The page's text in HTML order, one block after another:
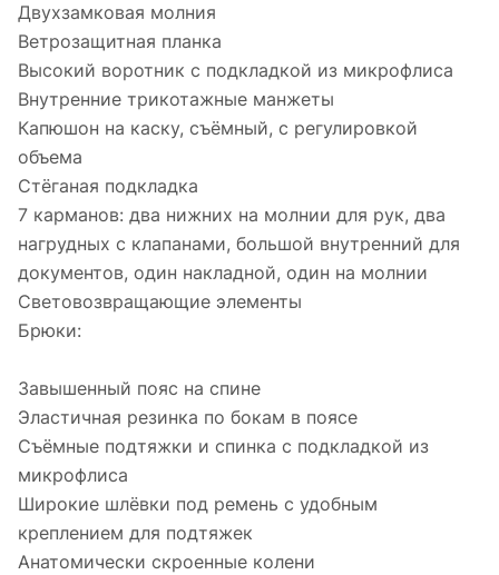
Двухзамковая молния
Ветрозащитная планка
Высокий воротник с подкладкой из микрофлиса
Внутренние трикотажные манжеты
Капюшон на каску, съёмный, с регулировкой
объема
Стёганая подкладка
7 карманов: два нижних на молнии для рук, два
нагрудных с клапанами, большой внутренний для
документов, один накладной, один на молнии
Световозвращающие элементы
Брюки:
Завышенный пояс на спине
Эластичная резинка по бокам в поясе
Съёмные подтяжки и спинка с подкладкой из
микрофлиса
Широкие шлёвки под ремень с удобным
креплением для подтяжек
Анатомически скроенные колени